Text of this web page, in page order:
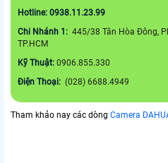
Hotline: 0938.11.23.99
Chi Nhánh 1: 445/38 Tân Hòa Đông,
TP.HCM
Kỹ Thuật: 0906.855.330
Điện Thoại: (028) 6688.4949
Tham khảo nay các dòng Camera